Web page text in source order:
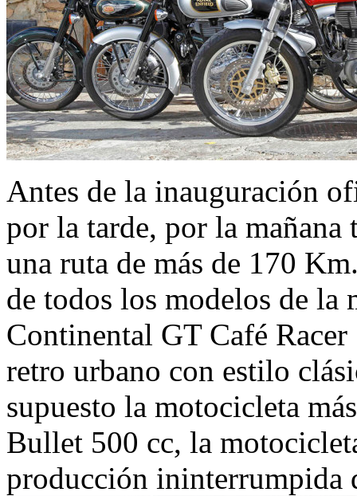
Antes de la inauguración
por la tarde, por la
una ruta de más de 170
de todos los modelos de la
Continental GT Café
retro urbano con estilo
supuesto la motocicleta
Bullet 500 cc, la
producción ininterrumpida